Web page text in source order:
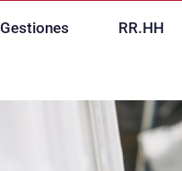
Gestiones RR.HH